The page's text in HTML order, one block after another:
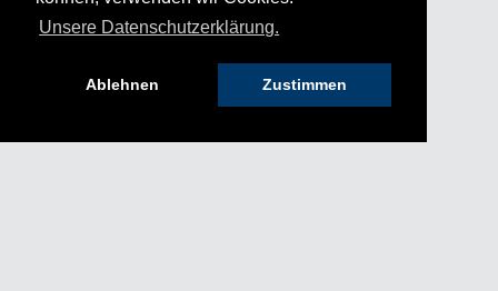
Unsere Datenschutzerklärung.
Ablehnen Zustimmen